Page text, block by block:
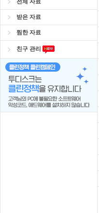
전체 자료
받은 자료
찜한 자료
친구 관리